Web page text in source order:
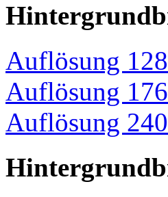
Auflösung
Auflösung
Auflösung